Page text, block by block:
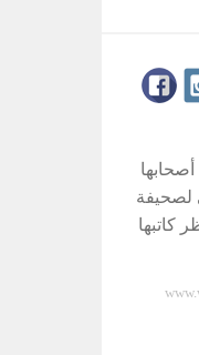
لصحيفة
كاتبها